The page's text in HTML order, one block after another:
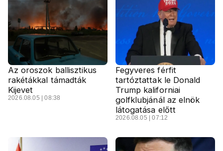
Az oroszok ballisztikus
rakétákkal támadták
Kijevet
2026.08.05 | 08:38
Fegyveres férfit
tartóztattak le Donald
Trump kaliforniai
golfklubjánál az elnök
látogatása előtt
2026.08.05 | 07:12